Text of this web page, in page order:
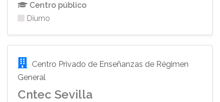
Centro público
Diurno
Centro Privado de Enseñanzas de Régimen
General
Cntec Sevilla